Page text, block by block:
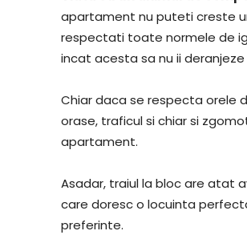
apartament nu puteti creste
respectati toate normele de
incat acesta sa nu ii
Chiar daca se respecta orele
orase, traficul si chiar si
apartament.
Asadar, traiul la bloc are atat
care doresc o locuinta
preferinte.